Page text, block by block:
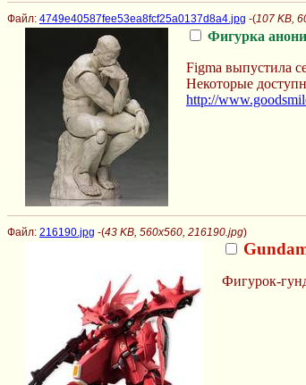
Файл: 4749e40587fee53ea8fcf25a0137d8a4.jpg -(107 KB,
Фигурка
Figma выпустила
Некоторые
http://
Файл: 216190.jpg -(43 KB, 560x560, 216190.jpg)
Фигурок-